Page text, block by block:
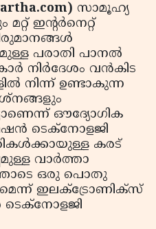
സാമൂഹ്യ
ഇന്റർനെറ്റ്
പരാതി പാനൽ
നിർദേശം വൻകിട
നിന്ന് ഉണ്ടാകുന്ന
ഔദ്യോഗിക
ടെക്‌നോളജി
കരട്
വാർത്താ
ഒരു പൊതു
ഇലക്‌ട്രോണിക്‌സ്